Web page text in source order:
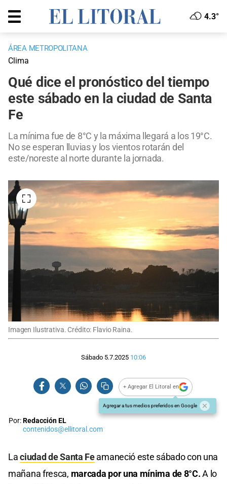
4.3°
ÁREA METROPOLITANA
Clima
Qué dice el pronóstico del tiempo
este sábado en la ciudad de Santa
Fe
La mínima fue de 8°C y la máxima llegará a los 19°C.
No se esperan lluvias y los vientos rotarán del
este/noreste al norte durante la jornada.
Imagen Ilustrativa. Crédito: Flavio Raina.
Sábado 5.7.2025 10:06
+ Agregar El Litoral en
Agregar a tus medios preferidos en Google
Por:Redacción EL
contenidos@ellitoral.com
Laciudad de Santa Feamaneció este sábado con una
mañana fresca, marcada por una mínima de 8°C.A lo